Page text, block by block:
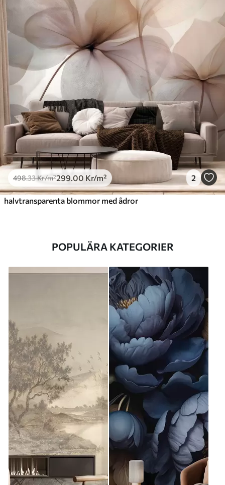
498.33Kr/m²299 .00 Kr/m² 2
halvtransparenta blommor med ådror
POPULÄRA KATEGORIER